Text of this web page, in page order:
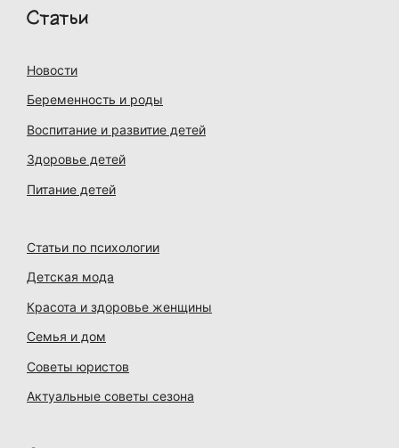
Статьи
Новости
Беременность и роды
Воспитание и развитие детей
Здоровье детей
Питание детей
Статьи по психологии
Детская мода
Красота и здоровье женщины
Семья и дом
Советы юристов
Актуальные советы сезона